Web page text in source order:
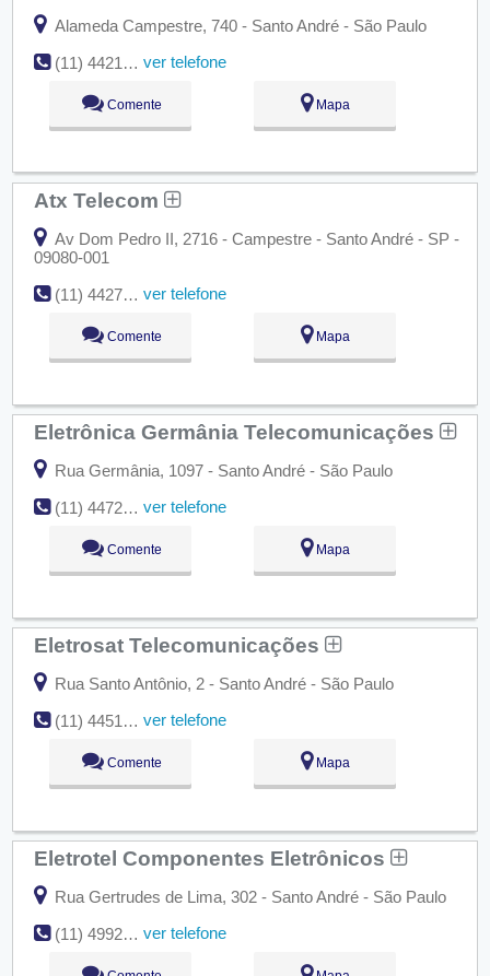
Alameda Campestre, 740 - Santo André - São Paulo
(11) 4421-5300
ver telefone
Comente Mapa
Atx Telecom
Av Dom Pedro II, 2716 - Campestre - Santo André - SP -
09080-001
(11) 4427-4497
ver telefone
Comente Mapa
Eletrônica Germânia Telecomunicações
Rua Germânia, 1097 - Santo André - São Paulo
(11) 4472-8730
ver telefone
Comente Mapa
Eletrosat Telecomunicações
Rua Santo Antônio, 2 - Santo André - São Paulo
(11) 4451-5644
ver telefone
Comente Mapa
Eletrotel Componentes Eletrônicos
Rua Gertrudes de Lima, 302 - Santo André - São Paulo
(11) 4992-0699
ver telefone